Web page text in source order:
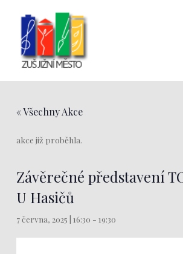
« Všechny Akce
akce již proběhla.
Závěrečné představení
U Hasičů
7 června, 2025 | 16:30 -19:30